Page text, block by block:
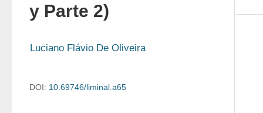
y Parte 2)
Luciano Flávio De Oliveira
DOI: 10.69746/liminal.a65